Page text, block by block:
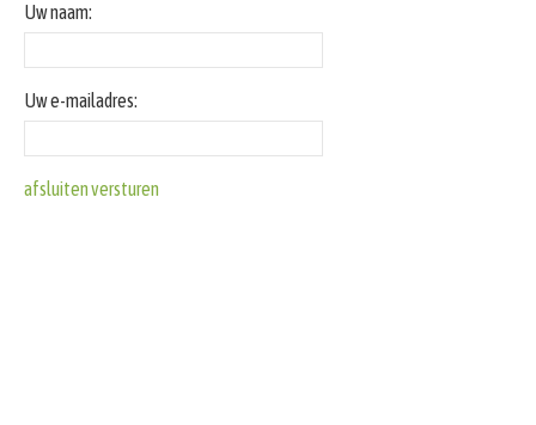
Uw naam:
Uw e-mailadres:
afsluitenversturen